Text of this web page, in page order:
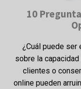
10
¿Cuál puede ser
sobre la
clientes o
online pueden